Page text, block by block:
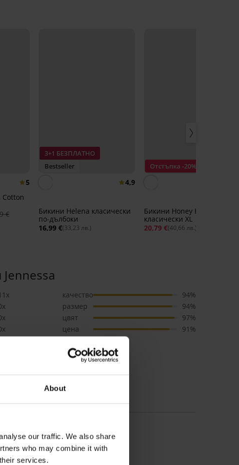
About
our traffic. We also share
who may combine it with
services.
5
Cotton
€
3+1 БЕЗПЛАТНО
Bestseller
4,9
Бикини Helena класически
по-дълбоки
16,99 €(33,23 лв.)
Отстъпка -20%
Бикини Honey H36
класически XL
20,79 €(40,66 лв.)
качество
94%
размер
94%
цвят
97%
цена
91%